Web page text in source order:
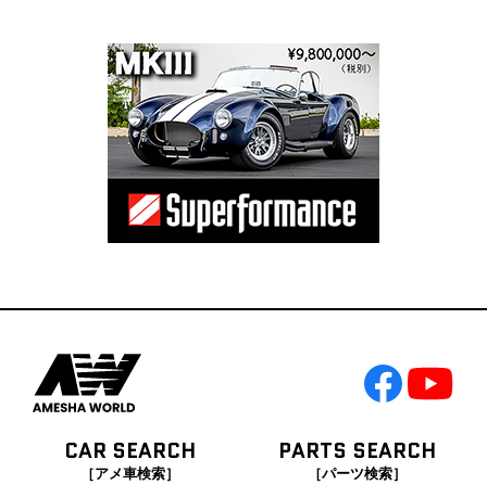
CAR SEARCH
［アメ車検索］
PARTS SEARCH
［パーツ検索］